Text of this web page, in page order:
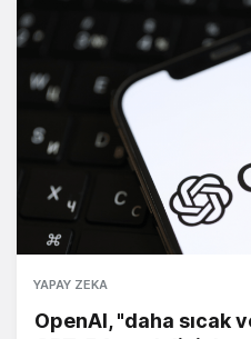
YAPAY ZEKA
OpenAI, "daha sıcak